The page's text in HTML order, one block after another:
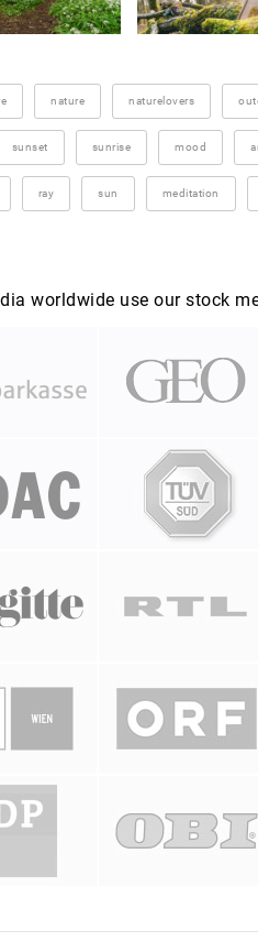
nature naturelovers
sunset sunrise mood
ray sun meditation
worldwide use our stock